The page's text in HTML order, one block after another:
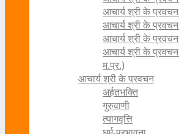
आचार्य श्री के
आचार्य श्री के
आचार्य श्री के
आचार्य श्री के
म.प्र.)
आचार्य श्री के प्रवचन
अर्हतभक्ति
गुरुवाणी
त्यागवृत्ति